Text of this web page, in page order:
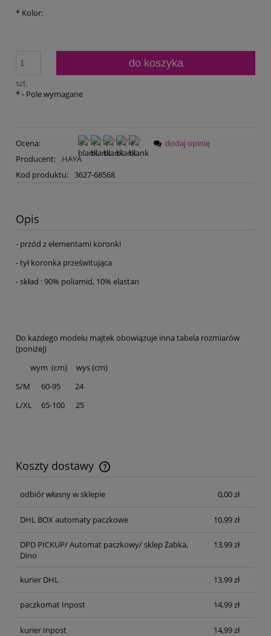
* Kolor:
szt.
do koszyka
*- Pole wymagane
Ocena:
Producent:
HAYA
Kod produktu: 3627-68568
dodaj opinię
Opis
- przód z elementami koronki
- tył koronka prześwitująca
- skład : 90% poliamid, 10% elastan
Do każdego modelu majtek obowiązuje inna tabela rozmiarów
(poniżej)
wym (cm) wys (cm)
S/M 60-95 24
L/XL 65-100 25
Koszty dostawy
Cena nie zawiera ewentualnych kosztów płatności
odbiór własny w sklepie
0,00 zł
DHL BOX automaty paczkowe 10,99 zł
DPD PICKUP/ Automat paczkowy/ sklep Żabka,
Dino
13,99 zł
kurier DHL 13,99 zł
paczkomat Inpost 14,99 zł
kurier Inpost 14,99 zł